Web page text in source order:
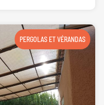
PERGOLAS ET VÉRANDAS